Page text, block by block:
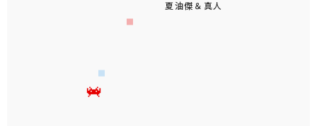
夏油傑＆真人